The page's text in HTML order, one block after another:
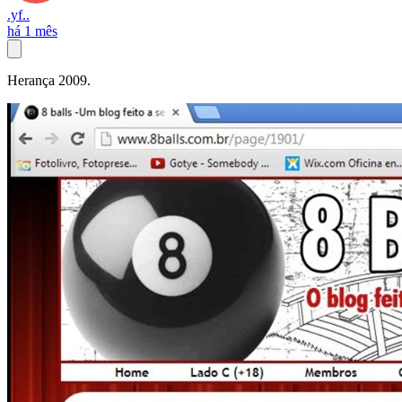
.yf..
há 1 mês
Herança 2009.